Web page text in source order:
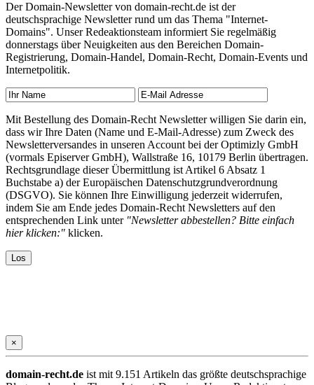
Der Domain-Newsletter von domain-recht.de ist der
deutschsprachige Newsletter rund um das Thema "Internet-
Domains". Unser Redeaktionsteam informiert Sie regelmäßig
donnerstags über Neuigkeiten aus den Bereichen Domain-
Registrierung, Domain-Handel, Domain-Recht, Domain-Events und
Internetpolitik.
Mit Bestellung des Domain-Recht Newsletter willigen Sie darin ein,
dass wir Ihre Daten (Name und E-Mail-Adresse) zum Zweck des
Newsletterversandes in unseren Account bei der Optimizly GmbH
(vormals Episerver GmbH), Wallstraße 16, 10179 Berlin übertragen.
Rechtsgrundlage dieser Übermittlung ist Artikel 6 Absatz 1
Buchstabe a) der Europäischen Datenschutzgrundverordnung
(DSGVO). Sie können Ihre Einwilligung jederzeit widerrufen,
indem Sie am Ende jedes Domain-Recht Newsletters auf den
entsprechenden Link unter "Newsletter abbestellen? Bitte einfach
hier klicken:" klicken.
×
domain-recht.de ist mit 9.151 Artikeln das größte deutschsprachige